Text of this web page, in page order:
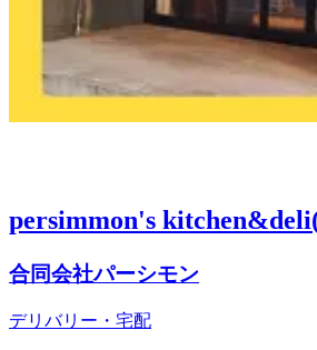
persimmon's
合同会社パーシモン
デリバリー・宅配